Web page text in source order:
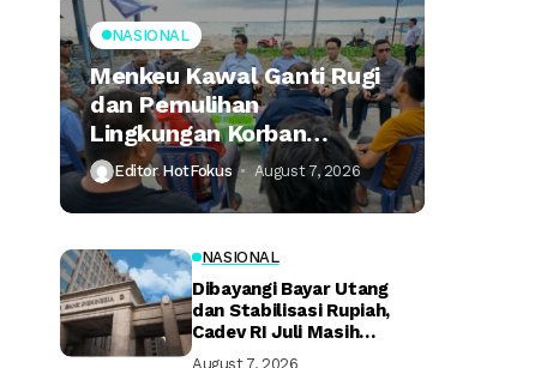
NASIONAL
Menkeu Kawal Ganti Rugi
dan Pemulihan
Lingkungan Korban
Tumpahan Minyak
Montara
Editor HotFokus August 7, 2026
NASIONAL
Dibayangi Bayar Utang
dan Stabilisasi Rupiah,
Cadev RI Juli Masih
August 7, 2026